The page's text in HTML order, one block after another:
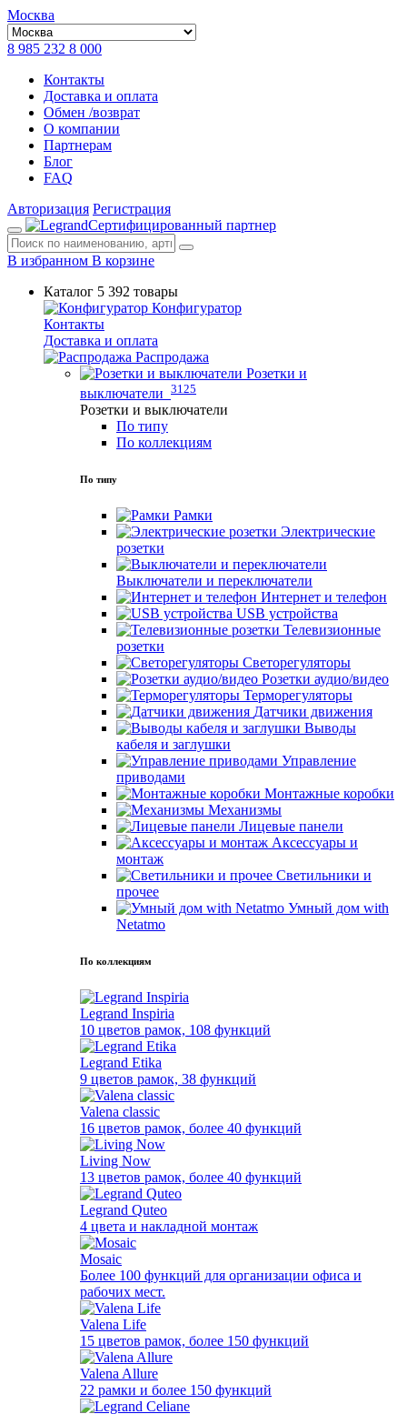
Москва
8 985 232 8 000
Контакты
Доставка и оплата
Обмен /возврат
О компании
Партнерам
Блог
FAQ
Авторизация Регистрация
Сертифицированный партнер
В избранном В корзине
Каталог 5 392 товары
Конфигуратор
Контакты
Доставка и оплата
Распродажа
Розетки и
выключатели 3125
Розетки и выключатели
По типу
По коллекциям
По типу
Рамки
Электрические
розетки
Выключатели и переключатели
Интернет и телефон
USB устройства
Телевизионные
розетки
Светорегуляторы
Розетки аудио/видео
Терморегуляторы
Датчики движения
Выводы
кабеля и заглушки
Управление
приводами
Монтажные коробки
Механизмы
Лицевые панели
Аксессуары и
монтаж
Светильники и
прочее
Умный дом with
Netatmo
По коллекциям
Legrand Inspiria
10 цветов рамок, 108 функций
Legrand Etika
9 цветов рамок, 38 функций
Valena classic
16 цветов рамок, более 40 функций
Living Now
13 цветов рамок, более 40 функций
Legrand Quteo
4 цвета и накладной монтаж
Mosaic
Более 100 функций для организации офиса и
рабочих мест.
Valena Life
15 цветов рамок, более 150 функций
Valena Allure
22 рамки и более 150 функций